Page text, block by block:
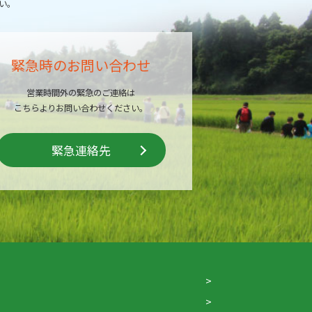
緊急時のお問い合わせ
営業時間外の緊急のご連絡は
こちらよりお問い合わせください。
緊急連絡先